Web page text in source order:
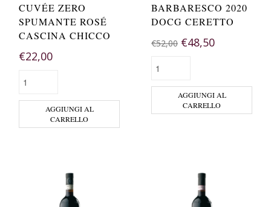
CUVÉE ZERO
SPUMANTE ROSÉ
CASCINA CHICCO
€22,00
AGGIUNGI AL
CARRELLO
BARBARESCO 2020
DOCG CERETTO
€52,00 €48,50
AGGIUNGI AL
CARRELLO